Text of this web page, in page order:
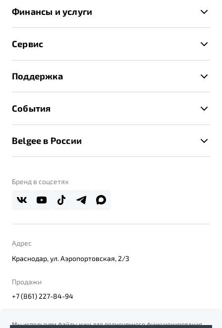
X70
Записаться на тест-драйв
Получить предложение
Финансы и услуги
Страхование
Расчет КАСКО
Сервис
Техническое обслуживание
Калькулятор ТО
Поддержка
Помощь на дорогах
Belgee Линк
События
Belgee в России
О дилерском центре
Правовая информация
Бренд в соцсетях
Адрес
Краснодар, ул. Аэропортовская, 2/3
Продажи
+7 (861) 227-84-94
Мы используем файлы куки для полноценного функционирования